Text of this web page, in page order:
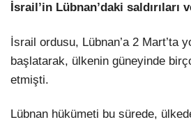
İsrail’in Lübnan’daki saldırıları
İsrail ordusu, Lübnan’a 2 Mart’ta
başlatarak, ülkenin güneyinde
etmişti.
Lübnan hükümeti bu sürede,